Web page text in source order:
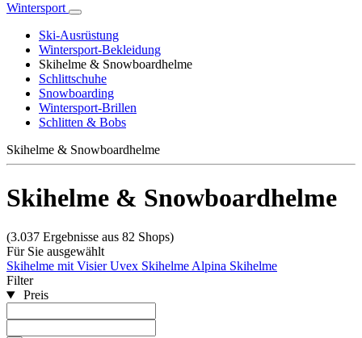
Wintersport
Ski-Ausrüstung
Wintersport-Bekleidung
Skihelme & Snowboardhelme
Schlittschuhe
Snowboarding
Wintersport-Brillen
Schlitten & Bobs
Skihelme & Snowboardhelme
Skihelme & Snowboardhelme
(3.037 Ergebnisse aus 82 Shops)
Für Sie ausgewählt
Skihelme mit VisierUvex Skihelme Alpina Skihelme
Filter
Preis